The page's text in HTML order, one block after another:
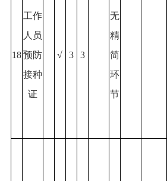
18
工作
人员
预防
接种
证
√ 3 3
无
精
简
环
节